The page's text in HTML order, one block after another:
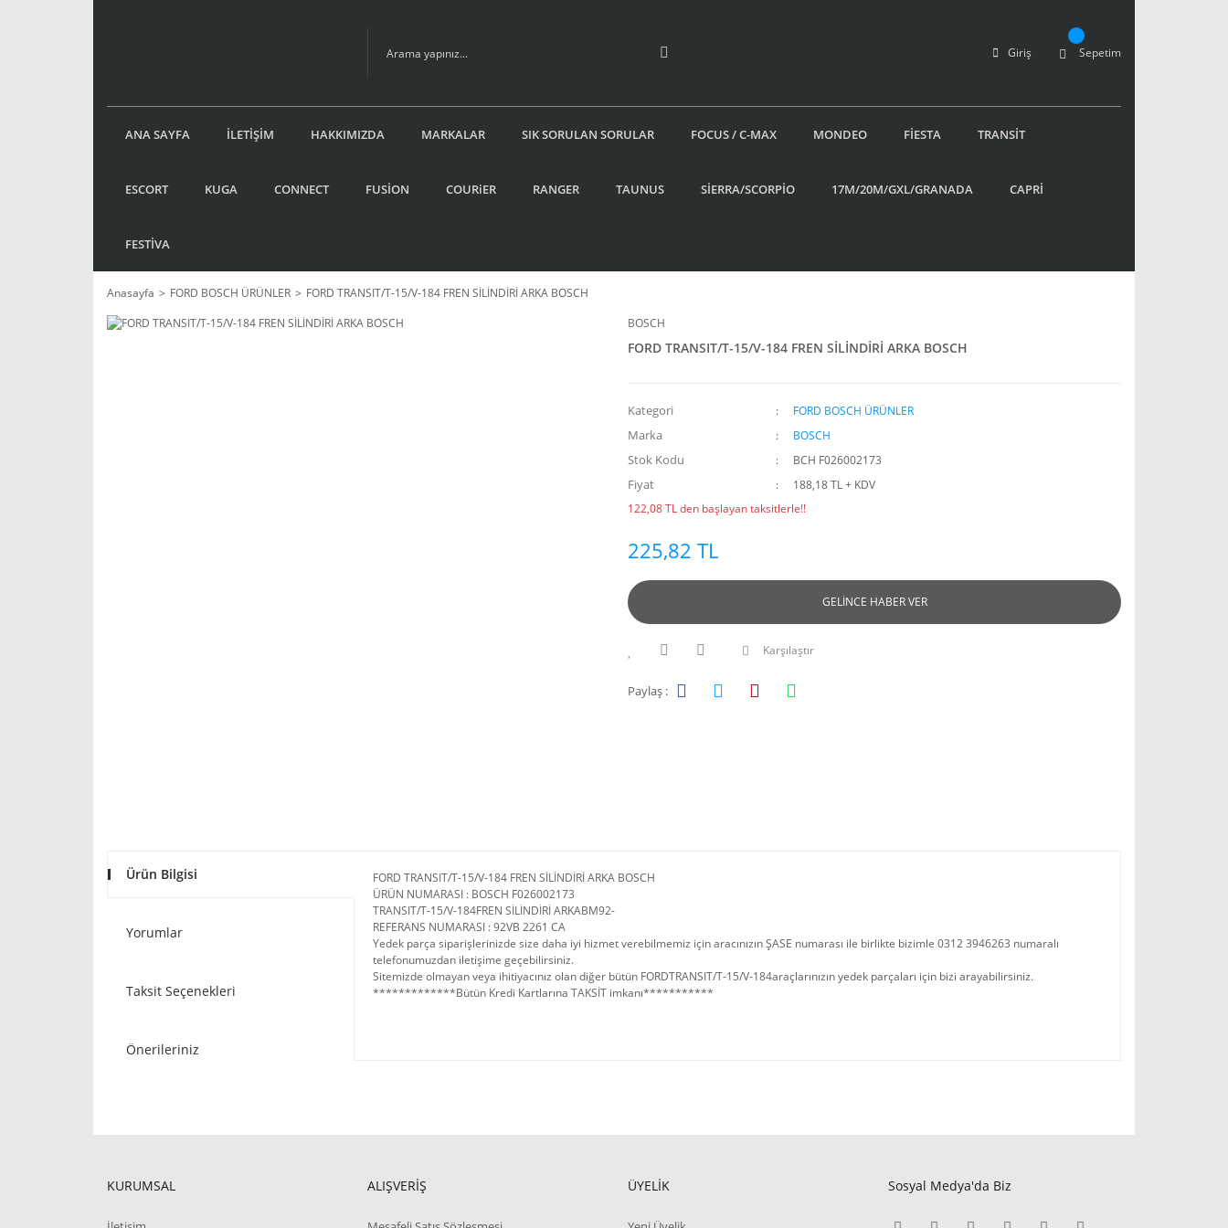
Giriş Sepetim
ANA SAYFA İLETİŞİM HAKKIMIZDA MARKALAR SIK SORULAN SORULAR FOCUS / C-MAX MONDEO FİESTA TRANSİT
ESCORT KUGA CONNECT FUSİON COURiER RANGER TAUNUS SİERRA/SCORPİO 17M/20M/GXL/GRANADA CAPRİ
FESTİVA
Anasayfa FORD BOSCH ÜRÜNLER
FORD TRANSIT/T-15/V-184 FREN SİLİNDİRİ ARKA BOSCH
BOSCH
FORD TRANSIT/T-15/V-184 FREN SİLİNDİRİ ARKA BOSCH
Kategori FORD BOSCH ÜRÜNLER
Marka BOSCH
Stok Kodu BCH F026002173
Fiyat
188,18 TL + KDV
122,08 TL den başlayan taksitlerle!!
225,82 TL
GELİNCE HABER VER
Karşılaştır
Paylaş :
Ürün Bilgisi
Yorumlar
Taksit Seçenekleri
Önerileriniz
FORD TRANSIT/T-15/V-184 FREN SİLİNDİRİ ARKA BOSCH
ÜRÜN NUMARASI : BOSCH F026002173
TRANSIT/T-15/V-184FREN SİLİNDİRİ ARKABM92-
REFERANS NUMARASI : 92VB 2261 CA
Yedek parça siparişlerinizde size daha iyi hizmet verebilmemiz için aracınızın ŞASE numarası ile birlikte bizimle 0312 3946263 numaralı
telefonumuzdan iletişime geçebilirsiniz.
Sitemizde olmayan veya ihitiyacınız olan diğer bütün FORDTRANSIT/T-15/V-184araçlarınızın yedek parçaları için bizi arayabilirsiniz.
*************Bütün Kredi Kartlarına TAKSİT imkanı***********
KURUMSAL ALIŞVERİŞ ÜYELİK Sosyal Medya'da Biz